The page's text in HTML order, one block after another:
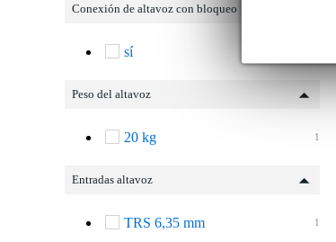
Conexión de altavoz con bloqueo
sí
Peso del altavoz
1
20 kg
Entradas altavoz
1
TRS 6,35 mm